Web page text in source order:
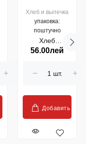
Хлеб и выпечка
упаковка:
поштучно
Хлеб
цельнозерновой
овсом
Mestemacher,
500 г
56.00лей
Добавить